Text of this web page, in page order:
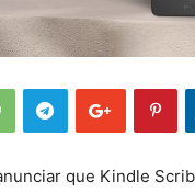
que Kindle